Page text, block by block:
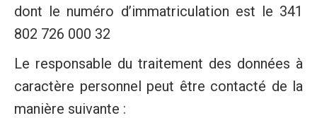
dont le numéro d’immatriculation est le 341
802 726 000 32
Le responsable du traitement des données à
caractère personnel peut être contacté de la
manière suivante :